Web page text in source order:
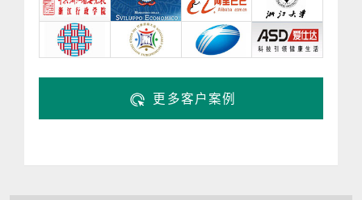
更多客户案例